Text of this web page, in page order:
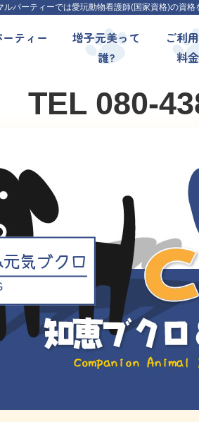
パーティーでは愛玩動物看護師(国家資格)の資
ティー
増子元美って
誰?
ご利
料
TEL 080-
気ブクロ